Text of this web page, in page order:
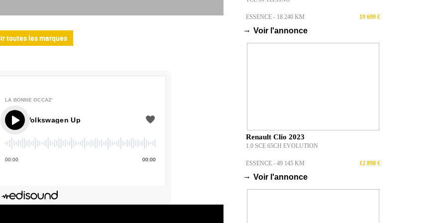
toutes les marques
LA BONNE OCCAZ'
Up
00:00 00:00
ESSENCE - 18 240 KM 19 699 €
→ Voir l'annonce
Renault Clio 2023
1.0 SCE 65CH EVOLUTION
ESSENCE - 49 145 KM 12 890 €
→ Voir l'annonce